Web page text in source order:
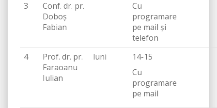
3
Conf. dr. pr.
Doboș
Fabian
Cu
programare
pe mail și
telefon
4
Prof. dr. pr.
Faraoanu
Iulian
luni
14-15
Cu
programare
pe mail